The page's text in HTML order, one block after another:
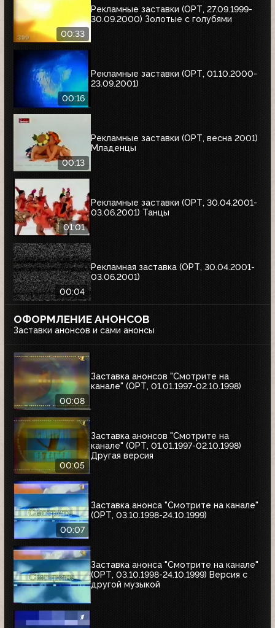
00:33
Рекламные заставки (ОРТ, 27.09.1999-
30.09.2000) Золотые с голубями
00:16
Рекламные заставки (ОРТ, 01.10.2000-
23.09.2001)
00:13
Рекламные заставки (ОРТ, весна 2001)
Младенцы
01:01
Рекламные заставки (ОРТ, 30.04.2001-
03.06.2001) Танцы
00:04
Рекламная заставка (ОРТ, 30.04.2001-
03.06.2001)
ОФОРМЛЕНИЕ АНОНСОВ
Заставки анонсов и сами анонсы
00:08
Заставка анонсов "Смотрите на
канале" (ОРТ, 01.01.1997-02.10.1998)
00:05
Заставка анонсов "Смотрите на
канале" (ОРТ, 01.01.1997-02.10.1998)
Другая версия
00:07
Заставка анонса "Смотрите на канале"
(ОРТ, 03.10.1998-24.10.1999)
Заставка анонса "Смотрите на канале"
(ОРТ, 03.10.1998-24.10.1999) Версия с
другой музыкой